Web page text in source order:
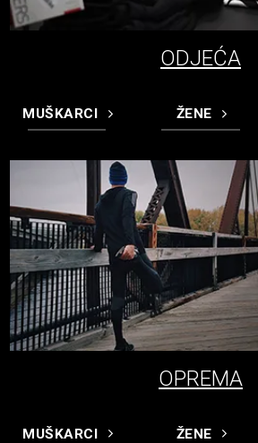
ODJEĆA
MUŠKARCI ŽENE
OPREMA
MUŠKARCI ŽENE